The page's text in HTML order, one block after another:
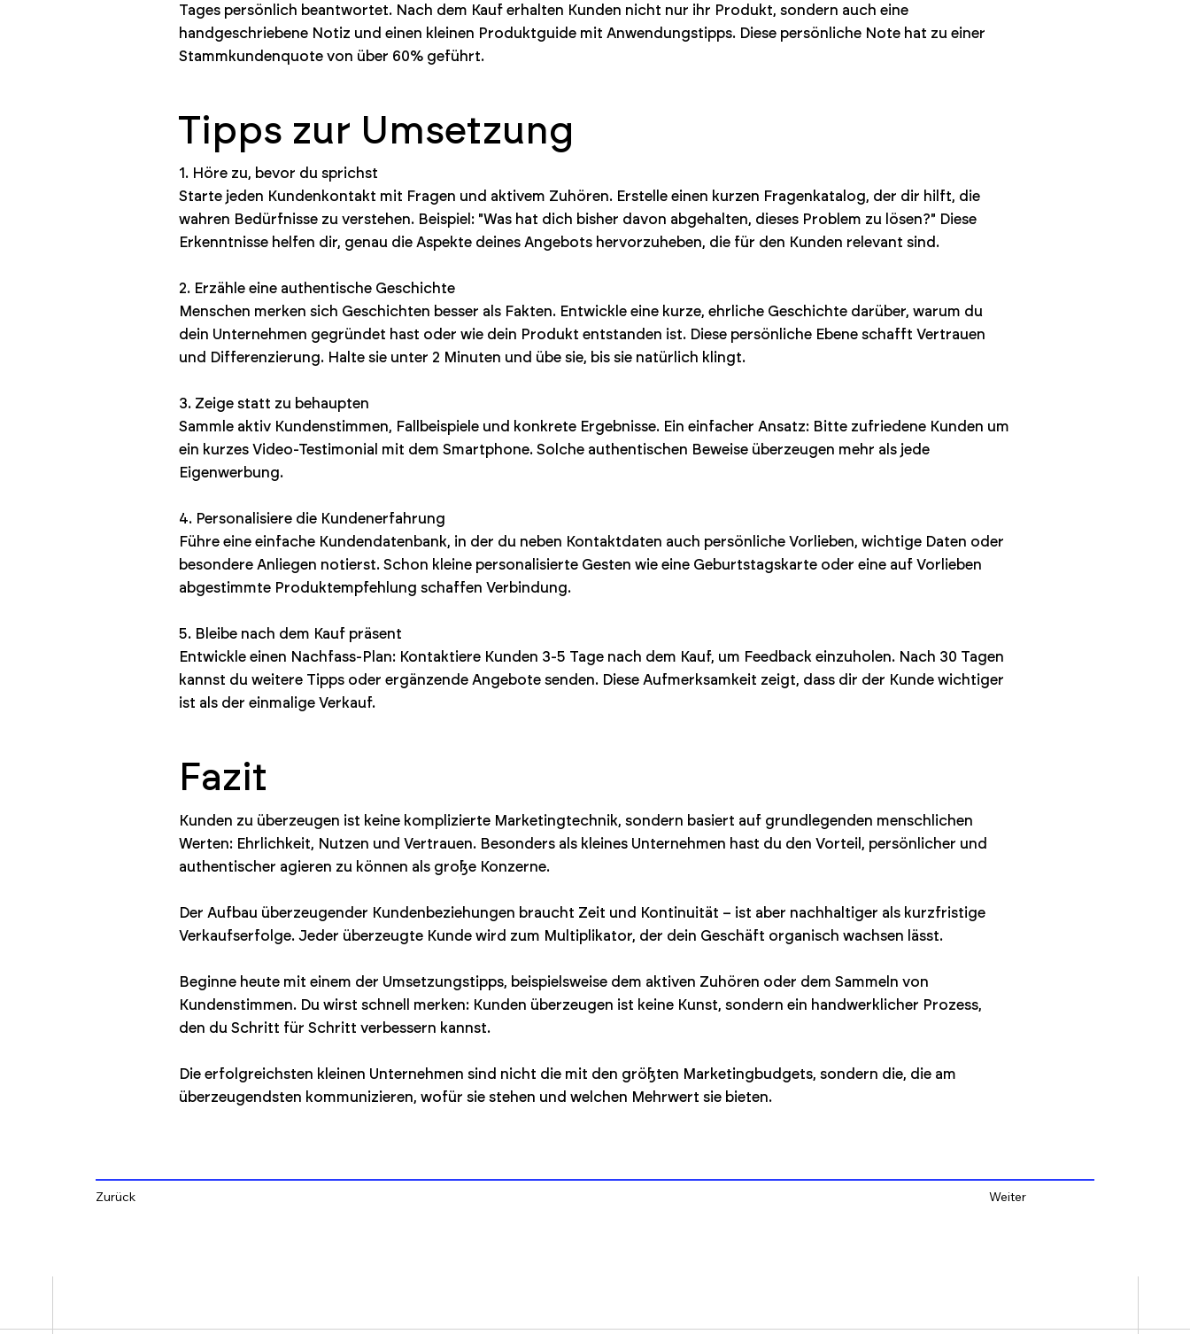
Tages persönlich beantwortet. Nach dem Kauf erhalten Kunden nicht nur ihr Produkt, sondern auch eine
handgeschriebene Notiz und einen kleinen Produktguide mit Anwendungstipps. Diese persönliche Note hat zu einer
Stammkundenquote von über 60% geführt.
Tipps zur Umsetzung
1. Höre zu, bevor du sprichst
Starte jeden Kundenkontakt mit Fragen und aktivem Zuhören. Erstelle einen kurzen Fragenkatalog, der dir hilft, die
wahren Bedürfnisse zu verstehen. Beispiel: "Was hat dich bisher davon abgehalten, dieses Problem zu lösen?" Diese
Erkenntnisse helfen dir, genau die Aspekte deines Angebots hervorzuheben, die für den Kunden relevant sind.
2. Erzähle eine authentische Geschichte
Menschen merken sich Geschichten besser als Fakten. Entwickle eine kurze, ehrliche Geschichte darüber, warum du
dein Unternehmen gegründet hast oder wie dein Produkt entstanden ist. Diese persönliche Ebene schafft Vertrauen
und Differenzierung. Halte sie unter 2 Minuten und übe sie, bis sie natürlich klingt.
3. Zeige statt zu behaupten
Sammle aktiv Kundenstimmen, Fallbeispiele und konkrete Ergebnisse. Ein einfacher Ansatz: Bitte zufriedene Kunden um
ein kurzes Video-Testimonial mit dem Smartphone. Solche authentischen Beweise überzeugen mehr als jede
Eigenwerbung.
4. Personalisiere die Kundenerfahrung
Führe eine einfache Kundendatenbank, in der du neben Kontaktdaten auch persönliche Vorlieben, wichtige Daten oder
besondere Anliegen notierst. Schon kleine personalisierte Gesten wie eine Geburtstagskarte oder eine auf Vorlieben
abgestimmte Produktempfehlung schaffen Verbindung.
5. Bleibe nach dem Kauf präsent
Entwickle einen Nachfass-Plan: Kontaktiere Kunden 3-5 Tage nach dem Kauf, um Feedback einzuholen. Nach 30 Tagen
kannst du weitere Tipps oder ergänzende Angebote senden. Diese Aufmerksamkeit zeigt, dass dir der Kunde wichtiger
ist als der einmalige Verkauf.
Fazit
Kunden zu überzeugen ist keine komplizierte Marketingtechnik, sondern basiert auf grundlegenden menschlichen
Werten: Ehrlichkeit, Nutzen und Vertrauen. Besonders als kleines Unternehmen hast du den Vorteil, persönlicher und
authentischer agieren zu können als große Konzerne.
Der Aufbau überzeugender Kundenbeziehungen braucht Zeit und Kontinuität – ist aber nachhaltiger als kurzfristige
Verkaufserfolge. Jeder überzeugte Kunde wird zum Multiplikator, der dein Geschäft organisch wachsen lässt.
Beginne heute mit einem der Umsetzungstipps, beispielsweise dem aktiven Zuhören oder dem Sammeln von
Kundenstimmen. Du wirst schnell merken: Kunden überzeugen ist keine Kunst, sondern ein handwerklicher Prozess,
den du Schritt für Schritt verbessern kannst.
Die erfolgreichsten kleinen Unternehmen sind nicht die mit den größten Marketingbudgets, sondern die, die am
überzeugendsten kommunizieren, wofür sie stehen und welchen Mehrwert sie bieten.
Zurück Weiter